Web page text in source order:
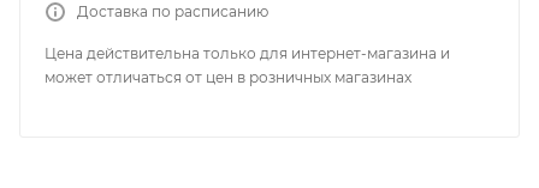
Доставка по расписанию
Цена действительна только для интернет-магазина и
может отличаться от цен в розничных магазинах